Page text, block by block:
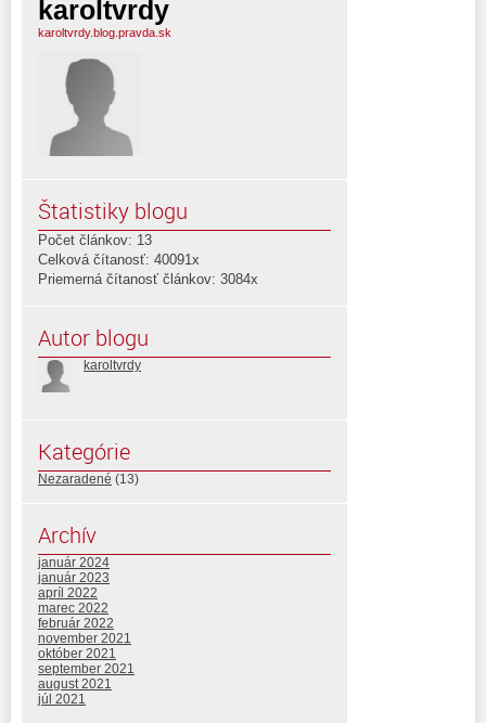
karoltvrdy
karoltvrdy.blog.pravda.sk
Štatistiky blogu
Počet článkov: 13
Celková čítanosť: 40091x
Priemerná čítanosť článkov: 3084x
Autor blogu
karoltvrdy
Kategórie
Nezaradené (13)
Archív
január 2024
január 2023
apríl 2022
marec 2022
február 2022
november 2021
október 2021
september 2021
august 2021
júl 2021